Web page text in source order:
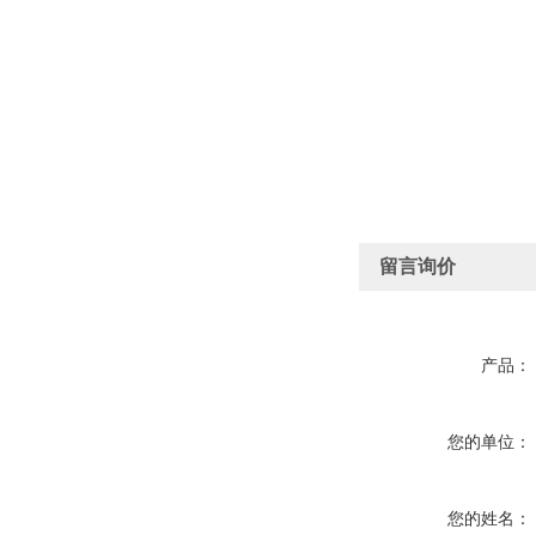
留言询价
产品：
您的单位：
您的姓名：